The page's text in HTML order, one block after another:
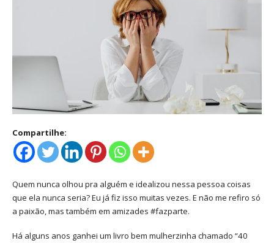
Compartilhe:
Quem nunca olhou pra alguém e idealizou nessa pessoa coisas
que ela nunca seria? Eu já fiz isso muitas vezes. E não me refiro só
a paixão, mas também em amizades #fazparte.
Há alguns anos ganhei um livro bem mulherzinha chamado “40